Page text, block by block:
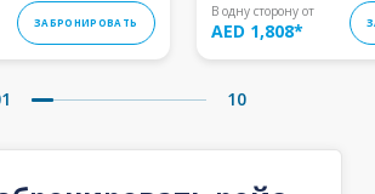
ЗАБРОНИРОВАТЬ
В одну сторону от
AED 1,808*
10